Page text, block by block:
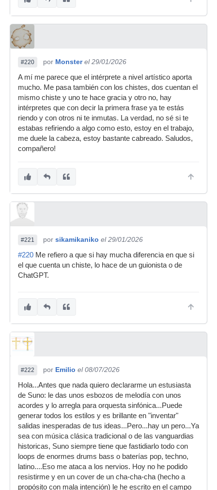
#220 por Monster el 29/01/2026
A mí me parece que el intérprete a nivel artístico aporta
mucho. Me pasa también con los chistes, dos cuentan el
mismo chiste y uno te hace gracia y otro no, hay
intérpretes que con decir la primera frase ya te estás
riendo y con otros ni te inmutas. La verdad, no sé si te
estabas refiriendo a algo como esto, estoy en el trabajo,
me duele la cabeza, estoy bastante cabreado. Saludos,
compañero!
#221 por sikamikaniko el 29/01/2026
#220 Me refiero a que si hay mucha diferencia en que si
el que cuenta un chiste, lo hace de un guionista o de
ChatGPT.
#222 por Emilio el 08/07/2026
Hola...Antes que nada quiero declararme un estusiasta
de Suno: le das unos esbozos de melodía con unos
acordes y lo arregla para orquesta sinfónica...Puede
generar todos los estilos y es brillante en "inventar"
salidas inesperadas de tus ideas...Pero...hay un pero...Ya
sea con música clásica tradicional o de las vanguardias
historicas, Suno siempre tiene que fastidiarlo todo con
loops de enormes drums bass o baterías pop, techno,
latino....Eso me ataca a los nervios. Hoy no he podido
resistirme y en un cover de un cha-cha-cha (hecho a
propósito con mala intención) le he escrito en el campo